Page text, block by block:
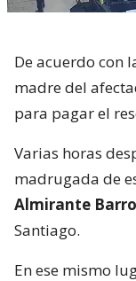
De acuerdo con
madre del
para pagar el
Varias horas
madrugada de
Almirante
Santiago.
En ese mismo